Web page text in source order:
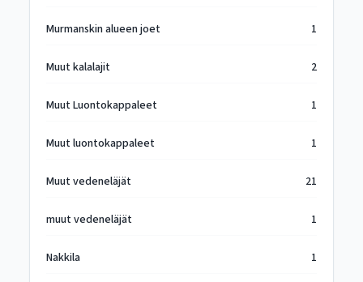
Murmanskin alueen joet 1
Muut kalalajit 2
Muut Luontokappaleet 1
Muut luontokappaleet 1
Muut vedeneläjät 21
muut vedeneläjät 1
Nakkila 1